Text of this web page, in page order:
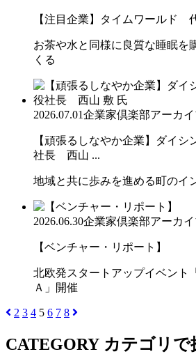
【注目企業】タイムワールド
お茶や水と同様に良質な睡眠を
くる
2026.07.01企業家倶楽部アーカ
【頑張るしなやか企業】ダイ
社長 西山 ...
地域と共に歩みを進める町のイ
2026.06.30企業家倶楽部アーカ
【ベンチャー・リポート】
北欧発スタートアップイベント
Ａ」開催
2 3 4 5 6 7 8
CATEGORY カテゴリで